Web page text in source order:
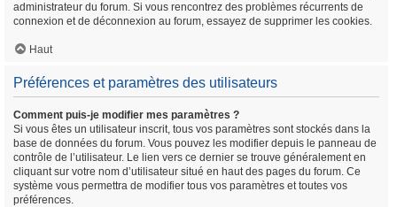
administrateur du forum. Si vous rencontrez des problèmes récurrents de
connexion et de déconnexion au forum, essayez de supprimer les cookies.
Haut
Préférences et paramètres des utilisateurs
Comment puis-je modifier mes paramètres ?
Si vous êtes un utilisateur inscrit, tous vos paramètres sont stockés dans la
base de données du forum. Vous pouvez les modifier depuis le panneau de
contrôle de l’utilisateur. Le lien vers ce dernier se trouve généralement en
cliquant sur votre nom d’utilisateur situé en haut des pages du forum. Ce
système vous permettra de modifier tous vos paramètres et toutes vos
préférences.